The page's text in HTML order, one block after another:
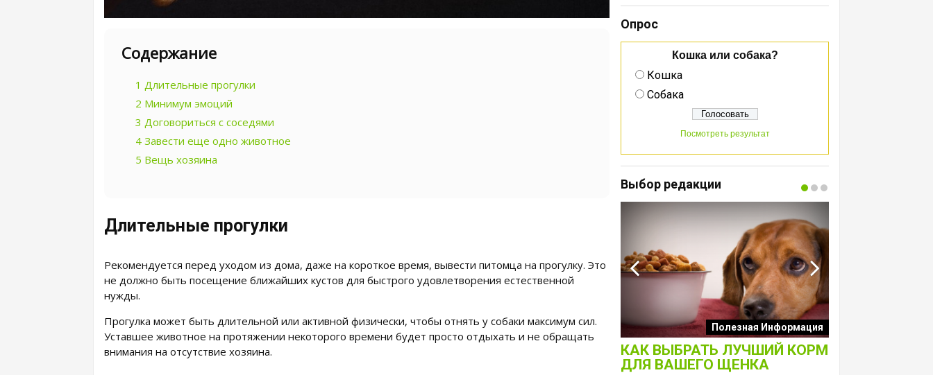
Содержание
1 Длительные прогулки
2 Минимум эмоций
3 Договориться с соседями
4 Завести еще одно животное
5 Вещь хозяина
Длительные прогулки
Рекомендуется перед уходом из дома, даже на короткое время, вывести питомца на прогулку. Это
не должно быть посещение ближайших кустов для быстрого удовлетворения естественной
нужды.
Прогулка может быть длительной или активной физически, чтобы отнять у собаки максимум сил.
Уставшее животное на протяжении некоторого времени будет просто отдыхать и не обращать
внимания на отсутствие хозяина.
Опрос
Кошка или собака?
Кошка
Собака
Посмотреть результат
Выбор редакции
Интересные подборки про кошек и
собак
Полезная Информация
КАК ВЫБРАТЬ ЛУЧШИЙ КОРМ
ДЛЯ ВАШЕГО ЩЕНКА